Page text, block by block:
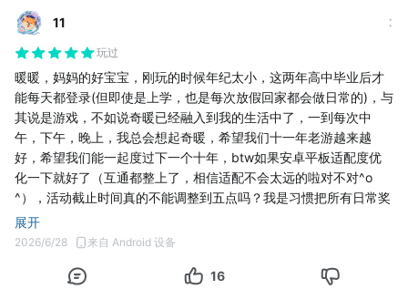
11
玩过
暖暖，妈妈的好宝宝，刚玩的时候年纪太小，这两年高中毕业后才
能每天都登录(但即使是上学，也是每次放假回家都会做日常的)，与
其说是游戏，不如说奇暖已经融入到我的生活中了，一到每次中
午，下午，晚上，我总会想起奇暖，希望我们十一年老游越来越
好，希望我们能一起度过下一个十年，btw如果安卓平板适配度优
化一下就好了（互通都整上了，相信适配不会太远的啦对不对^o
^），活动截止时间真的不能调整到五点吗？我是习惯把所有日常奖
励一次性做完然后再晚上清体力＋全部领取的，每次凌晨做日常发
现活动截止了或者游戏更新维护了真的很痛苦，这么多年了我都还
展开
2026/6/28 来自 Android 设备
16